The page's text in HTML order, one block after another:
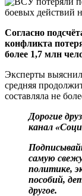
Согласно
конфликта
более 1,7 млн
Эксперты
средняя
составляла не
Дорогие
канал
самую
политике,
пособий,
другое.